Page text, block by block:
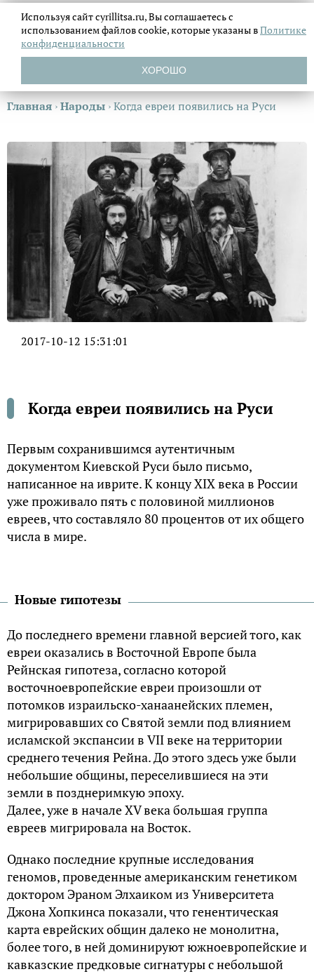
Главная ›Народы ›Когда евреи появились на Руси
2017-10-12 15:31:01
Когда евреи появились на Руси
Первым сохранившимся аутентичным
документом Киевской Руси было письмо,
написанное на иврите. К концу XIX века в России
уже проживало пять с половиной миллионов
евреев, что составляло 80 процентов от их общего
числа в мире.
Новые гипотезы
До последнего времени главной версией того, как
евреи оказались в Восточной Европе была
Рейнская гипотеза, согласно которой
восточноевропейские евреи произошли от
потомков израильско-ханаанейских племен,
мигрировавших со Святой земли под влиянием
исламской экспансии в VII веке на территории
среднего течения Рейна. До этого здесь уже были
небольшие общины, переселившиеся на эти
земли в позднеримкую эпоху.
Далее, уже в начале XV века большая группа
евреев мигрировала на Восток.
Однако последние крупные исследования
геномов, проведенные американским генетиком
доктором Эраном Элхаиком из Университета
Джона Хопкинса показали, что генентическая
карта еврейских общин далеко не монолитна,
более того, в ней доминируют южноевропейские и
кавказские предковые сигнатуры с небольшой
Используя сайт cyrillitsa.ru, Вы соглашаетесь с
использованием файловcookie, которые указаны вПолитике
конфиденциальности
ХОРОШО